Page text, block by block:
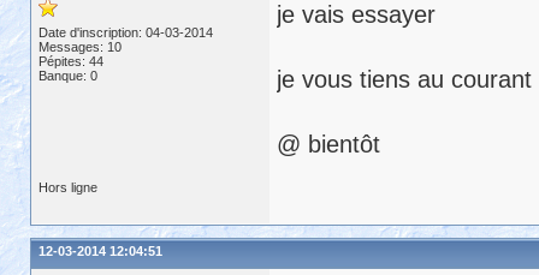
Date d'inscription: 04-03-2014
Messages: 10
Pépites: 44
Banque: 0
je vais essayer
je vous tiens au
@ bientôt
Hors ligne
12-03-2014 12:04:51